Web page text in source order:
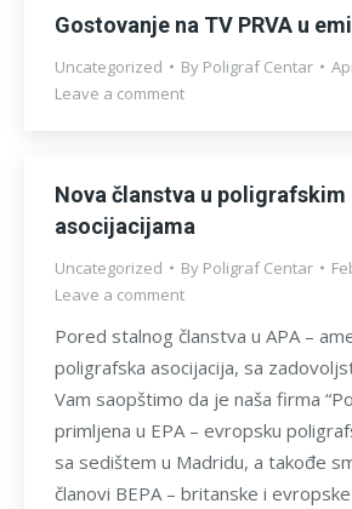
Gostovanje na TV PRVA u
Uncategorized By Poligraf Centar
Leave a comment
Nova članstva u poligrafskim
asocijacijama
Uncategorized By Poligraf Centar
Leave a comment
Pored stalnog članstva u APA –
poligrafska asocijacija, sa
Vam saopštimo da je naša firma
primljena u EPA – evropsku
sa sedištem u Madridu, a takođe
članovi BEPA – britanske i